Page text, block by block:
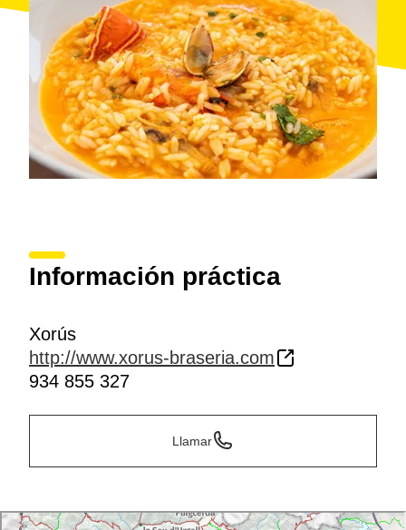
Información práctica
Xorús
http://www.xorus-braseria.com
934 855 327
Llamar